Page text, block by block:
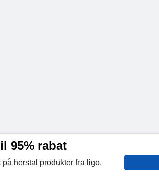
95% rabat
herstal produkter fra ligo.